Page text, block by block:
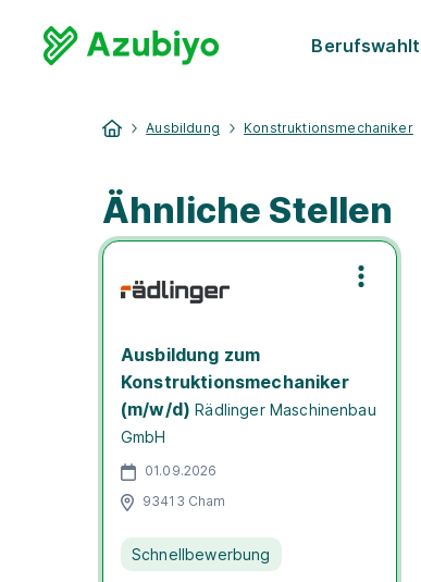
Ausbildung Konstruktionsmechaniker
Ähnliche Stellen
Ausbildung zum
Konstruktionsmechaniker
(m/w/d) Rädlinger Maschinenbau
GmbH
01.09.2026
93413 Cham
Schnellbewerbung